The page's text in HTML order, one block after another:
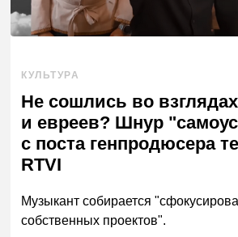
КУЛЬТУРА
Не сошлись во
и евреев? Шнур
с поста генпродюсера
RTVI
Музыкант собирается
собственных проектов".